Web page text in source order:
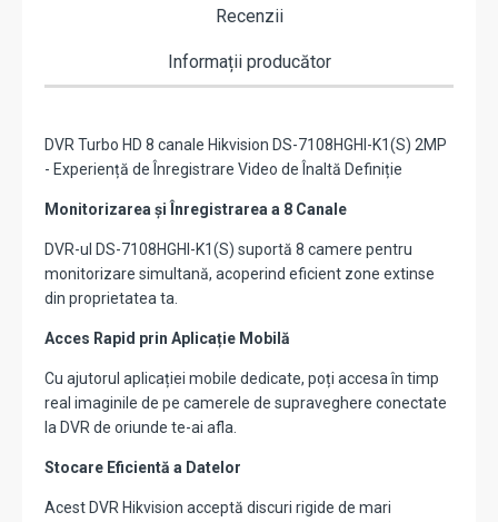
Recenzii
Informații producător
DVR Turbo HD 8 canale Hikvision DS-7108HGHI-K1(S) 2MP
- Experiență de Înregistrare Video de Înaltă Definiție
Monitorizarea și Înregistrarea a 8 Canale
DVR-ul DS-7108HGHI-K1(S) suportă 8 camere pentru
monitorizare simultană, acoperind eficient zone extinse
din proprietatea ta.
Acces Rapid prin Aplicație Mobilă
Cu ajutorul aplicației mobile dedicate, poți accesa în timp
real imaginile de pe camerele de supraveghere conectate
la DVR de oriunde te-ai afla.
Stocare Eficientă a Datelor
Acest DVR Hikvision acceptă discuri rigide de mari